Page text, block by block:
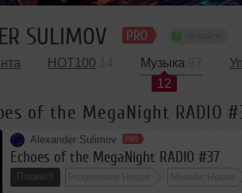
SULIMOV
HOT100
Музыка
12
of the MegaNight RADIO
Alexander Sulimov
Echoes of the MegaNight RADIO #37
Подкаст Progressive House Melodic House